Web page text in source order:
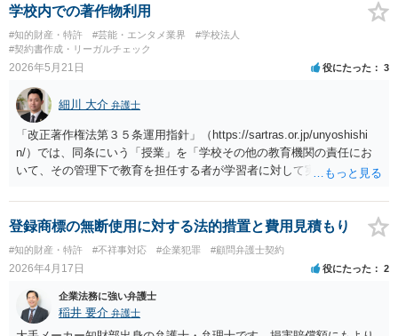
れます。 ただし、家具名や特徴的な形状を商品名・広告に大きく表示
し、公式商品やライセンス商品と誤認させる販売方法であれば、商標
権や不正競争防止法上の問題が生じ得ます。家具のデザインに著作権
が認められる場合は、著作権も別途問題となります。 無料のSNS投稿
有料か無料かよりも、商標として使用しているかが重要です。 また、
日本の商標権は原則として日本国内にのみ効力を持ちます。外国で販
売する場合は、販売国の商標・意匠等を確認する必要があります。 他
の作家の例は、許諾を得ている、権利が消滅している、侵害に当たら
ない、又は単に権利行使されていないなど、様々な可能性がありま
学校内での著作物利用
#知的財産・特許 #芸能・エンタメ業界
#学校法人
#契約書作成・リーガルチェック
2026年5月21日 役にたった 3
細川 大介 弁護士
「改正著作権法第３５条運用指針」（https://sartras.or.jp/unyoshishi
n/）では、同条にいう「授業」を「学校その他の教育機関の責任にお
いて、その管理下で教育を担任する者が学習者に対して実施する教育
級活動・クラブ活動・学校行事等）、部活動、課外補習授業等を、該
当しない例として自主的なボランティア活動・保護者会・ＰＴＡ活動
等を列挙しています。 本件をこれに当てはめますと、 ①主体である学
校司書は、学校図書館法第６条第１項上「専ら学校図書館の職務に従
事する職員」と位置づけられ、運用指針にいう「教育を担任する者」
に該当しません。 ②活動内容も、特別活動・学校行事等ではなく、図
書館独自の読書推進活動であり、該当例のいずれにも当たりません。
したがって、本件展示は「授業の過程」要件を満たさず、３５条によ
登録商標の無断使用に対する法的措置と費用見積もり
#知的財産・特許 #不祥事対応 #企業犯罪 #顧問弁護士契約
2026年4月17日 役にたった 2
企業法務に強い弁護士
稲井 要介 弁護士